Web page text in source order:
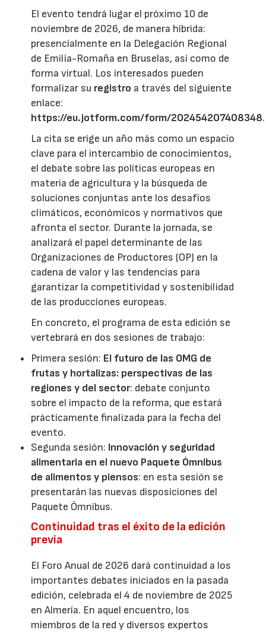
El evento tendrá lugar el próximo 10 de
noviembre de 2026, de manera híbrida:
presencialmente en la Delegación Regional
de Emilia-Romaña en Bruselas, así como de
forma virtual. Los interesados pueden
formalizar su registro a través del siguiente
enlace:
https://eu.jotform.com/form/202454207408348.
La cita se erige un año más como un espacio
clave para el intercambio de conocimientos,
el debate sobre las políticas europeas en
materia de agricultura y la búsqueda de
soluciones conjuntas ante los desafíos
climáticos, económicos y normativos que
afronta el sector. Durante la jornada, se
analizará el papel determinante de las
Organizaciones de Productores (OP) en la
cadena de valor y las tendencias para
garantizar la competitividad y sostenibilidad
de las producciones europeas.
En concreto, el programa de esta edición se
vertebrará en dos sesiones de trabajo:
Primera sesión: El futuro de las OMG de
frutas y hortalizas: perspectivas de las
regiones y del sector: debate conjunto
sobre el impacto de la reforma, que estará
prácticamente finalizada para la fecha del
evento.
Segunda sesión: Innovación y seguridad
alimentaria en el nuevo Paquete Ómnibus
de alimentos y piensos: en esta sesión se
presentarán las nuevas disposiciones del
Paquete Ómnibus.
Continuidad tras el éxito de la edición
previa
El Foro Anual de 2026 dará continuidad a los
importantes debates iniciados en la pasada
edición, celebrada el 4 de noviembre de 2025
en Almería. En aquel encuentro, los
miembros de la red y diversos expertos